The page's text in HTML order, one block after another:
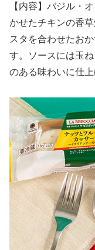
【内容】バジル・
かせたチキンの香
スタを合わせたお
す。ソースには玉
のある味わいに仕上